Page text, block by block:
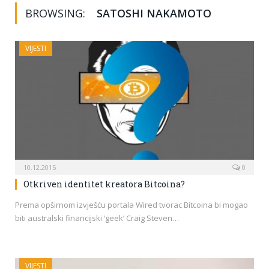
BROWSING: SATOSHI NAKAMOTO
VIJESTI
10.12.2015 0
Otkriven identitet kreatora Bitcoina?
Prema opširnom izvješću portala Wired tvorac Bitcoina bi mogao
biti australski financijski ‘geek’ Craig Steven…
VIJESTI